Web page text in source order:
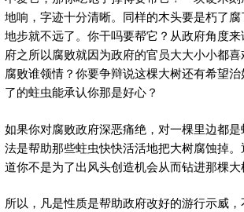
地响，字迹十分清晰。同样的木头要是朽了
地步就不远了。你干吗要帮它？从政府角度
府之所以腐败就因为政府的官员大大小小都
腐败谁领情？你要争辩说这棵大树还有希望
了的蛀虫能承认你那是好心？
如果你对腐败政府深恶痛绝，对一棵里边都
法是帮助那些蛀虫快快活活地把大树腐蚀掉
道你不是为了出风头创造机会从而钻进那棵大
所以，凡是性质是帮助政府改好的游行示威